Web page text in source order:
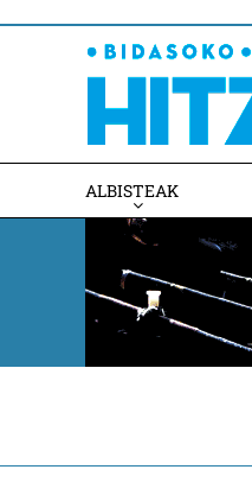
ALBISTEAK